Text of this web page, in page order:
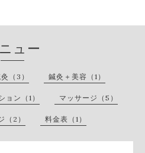
ュー
（3） 鍼灸＋美容（1）
ョン（1） マッサージ（5）
（2） 料金表（1）